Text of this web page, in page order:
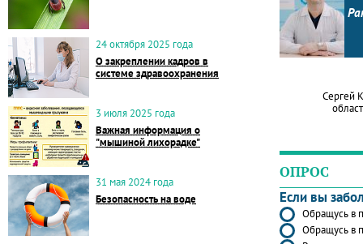
24 октября 2025 года
О закреплении кадров в
системе здравоохранения
3 июля 2025 года
Важная информация о
"мышиной лихорадке"
31 мая 2024 года
Безопасность на воде
Сергей
ОПРОС
Если вы
Обращусь в
Обращусь в